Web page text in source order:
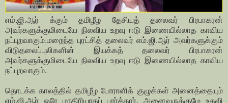
எம்.ஜி.ஆர் க்கும் தமிழீழ தேசியத் தலைவர் பிரபாகரன்
அவர்களுக்குமிடையே நிலவிய உறவு ஈடு இணையில்லாத காவிய
நட்புறவாகும்.மறைந்த புரட்சித் தலைவர் எம்.ஜி.ஆர் அவர்களுக்கும்
விடுதலைப்புலிகளின் இயக்கத் தலைவர் பிரபாகரன்
அவர்களுக்குமிடையே நிலவிய உறவு ஈடு இணையில்லாத காவிய
நட்புறவாகும்.
தொடக்க காலத்தில் தமிழீழ போராளிக் குழுக்கள் அனைத்தையும்
எம்.ஜி.ஆர் ஒரே மாதிரியாகப் பார்த்தார். அனைவருக்குமே உதவி